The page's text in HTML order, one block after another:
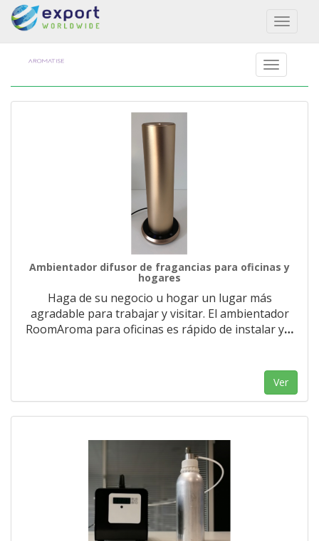
Toggle
Ambientador difusor de fragancias para oficinas y
hogares
Haga de su negocio u hogar un lugar más
agradable para trabajar y visitar. El ambientador
RoomAroma para oficinas es rápido de instalar y…
Ver